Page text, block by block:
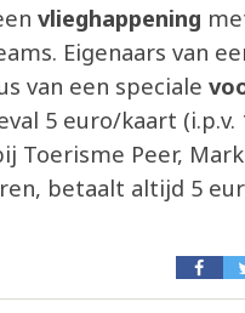
vlieghappening
Eigenaars van
van een speciale
5 euro/kaart (i.p.v.
Toerisme Peer,
betaalt altijd 5